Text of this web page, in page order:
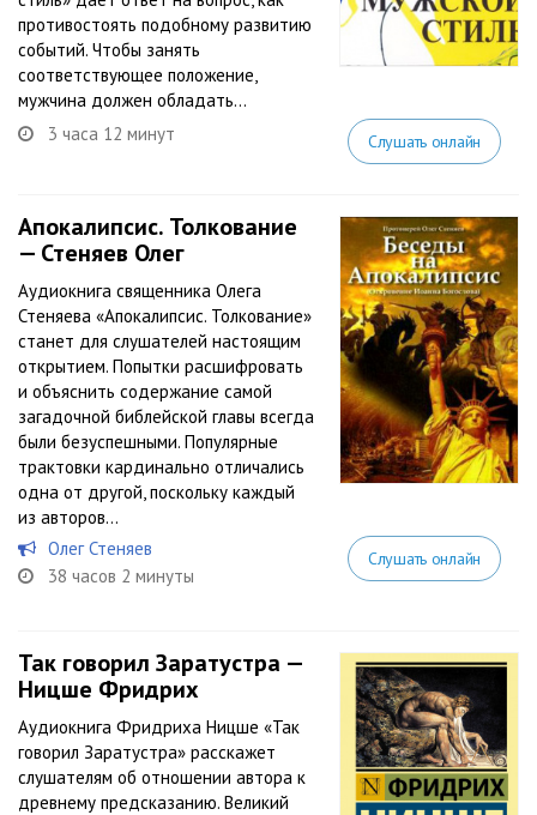
противостоять подобному развитию
событий. Чтобы занять
соответствующее положение,
мужчина должен обладать...
3 часа 12 минут
Слушать онлайн
Апокалипсис. Толкование
— Стеняев Олег
Аудиокнига священника Олега
Стеняева «Апокалипсис. Толкование»
станет для слушателей настоящим
открытием. Попытки расшифровать
и объяснить содержание самой
загадочной библейской главы всегда
были безуспешными. Популярные
трактовки кардинально отличались
одна от другой, поскольку каждый
из авторов...
Олег Стеняев
38 часов 2 минуты
Слушать онлайн
Так говорил Заратустра —
Ницше Фридрих
Аудиокнига Фридриха Ницше «Так
говорил Заратустра» расскажет
слушателям об отношении автора к
древнему предсказанию. Великий